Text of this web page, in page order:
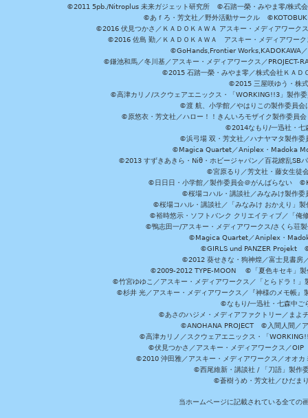
©2011 5pb./Nitroplus 未来ガジェット研究所 ©石踏一榮・みやま零/株式
©あｆろ・芳文社／野外活動サークル
©2016 伏見つかさ／ＫＡＤＯＫＡＷＡ アスキー・メディアワー
©2016 佐島 勤／ＫＡＤＯＫＡＷＡ アスキー・メディアワ
©GoHands,Frontier Works,KADOKAWA
©鎌池和馬／冬川基／アスキー・メディアワークス／
©2015 石踏一榮・みやま零／株式会社ＫＡＤ
©2015 三屋咲ゆう・株
©高津カリノ/スクウェアエニックス・「WORKING!!3」製作
©渡 航、小学館／やはりこの製作委員
©原悠衣・芳文社／ハロー！！きんいろモザイク製作委員
©2014なもり/一迅社・
©浜弓場 双・芳文社／ハナヤマタ製作
©Magica Quartet／Aniplex・Madoka
©2013 すずきあきら・Niθ・ホビージャパン／百花繚乱
©宮原るり／芳文社・藤女生徒
©日日日・小学館／製作委員会＠がんばらない
©桜場コハル・講談社／みなみけ製作
©桜場コハル・講談社／「みなみけ おかえり」
©裕時悠示・ソフトバンク クリエイティブ／「
©鴨志田一/アスキー・メディアワークス/さく
©Magica Quartet／Aniplex・
©GIRLS und PANZER Projekt ©
©2012 葵せきな・狗神煌／富士見書
©2009-2012 TYPE-MOON ©「夏色キセキ」製
©竹宮ゆゆこ／アスキー・メディアワークス／「とらドラ！
©杉井 光／アスキー・メディアワークス／『神様のメモ帳
©なもり/一迅社・七森中
©あさのハジメ・メディアファクトリー／ま
©ANOHANA PROJECT ©入間人間／ア
©高津カリノ／スクウェアエニックス・「
©伏見つかさ／アスキー・メディアワークス／
©2010 沖田雅／アスキー・メディアワークス／オオ
©西尾維新・講談社 / 「刀語」製作
©蒼樹うめ・芳文社／ひだま
当ホームページに記載されている全ての